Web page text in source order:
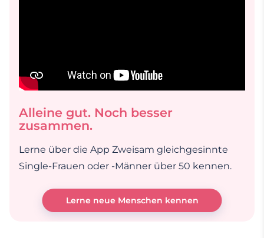
Alleine gut. Noch besser
zusammen.
Lerne über die App Zweisam gleichgesinnte
Single-Frauen oder -Männer über 50 kennen.
Lerne neue Menschen kennen